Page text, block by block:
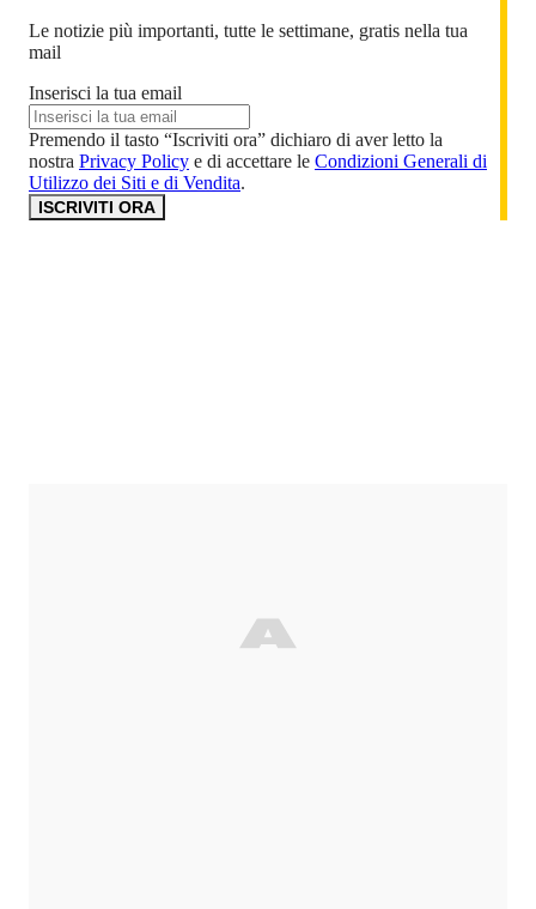
Le notizie più importanti, tutte le settimane, gratis nella tua
mail
Inserisci la tua email
Premendo il tasto “Iscriviti ora” dichiaro di aver letto la
nostra Privacy Policy e di accettare le Condizioni Generali di
Utilizzo dei Siti e di Vendita.
ISCRIVITI ORA